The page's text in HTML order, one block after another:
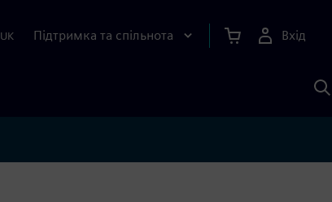
UK Підтримка та спільнота Вхід